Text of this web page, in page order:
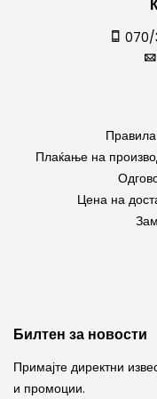
070/
Плаќање на
Цена на
Билтен за новости
Примајте директни
и промоции.